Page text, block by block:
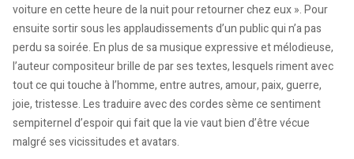
voiture en cette heure de la nuit pour retourner chez eux ». Pour
ensuite sortir sous les applaudissements d’un public qui n’a pas
perdu sa soirée. En plus de sa musique expressive et mélodieuse,
l’auteur compositeur brille de par ses textes, lesquels riment avec
tout ce qui touche à l’homme, entre autres, amour, paix, guerre,
joie, tristesse. Les traduire avec des cordes sème ce sentiment
sempiternel d’espoir qui fait que la vie vaut bien d’être vécue
malgré ses vicissitudes et avatars.